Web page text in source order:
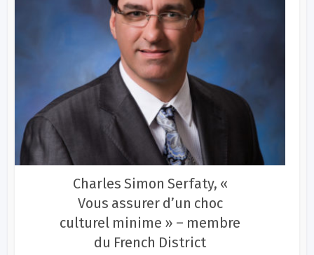
Charles Simon Serfaty, «
Vous assurer d’un choc
culturel minime » – membre
du French District